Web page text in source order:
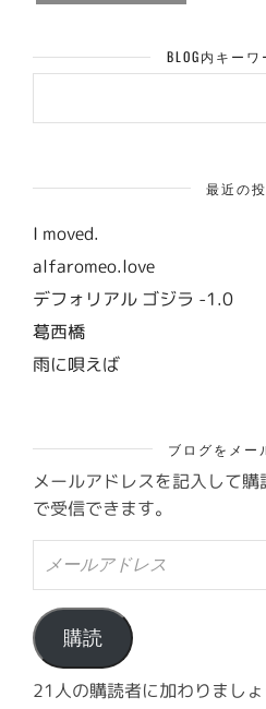
BLOG内キー
検
最近の
I moved.
alfaromeo.love
デフォリアル ゴジラ -1.0
葛西橋
雨に唄えば
ブログをメー
メールアドレスを記入して
で受信できます。
ル
ア
ド
レ
ス
購読
21人の購読者に加わりましょ